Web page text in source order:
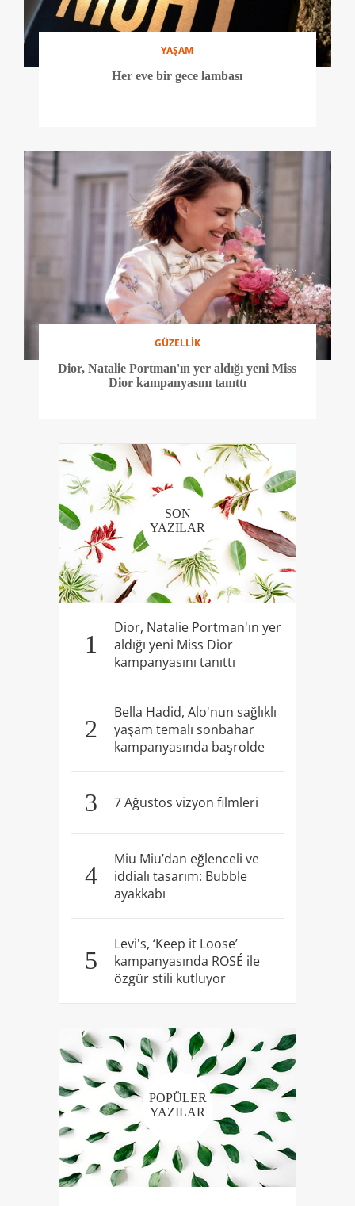
YAŞAM
Her eve bir gece lambası
GÜZELLİK
Dior, Natalie Portman'ın yer aldığı yeni Miss
Dior kampanyasını tanıttı
SON
YAZILAR
1
Dior, Natalie Portman'ın yer
aldığı yeni Miss Dior
kampanyasını tanıttı
2
Bella Hadid, Alo'nun sağlıklı
yaşam temalı sonbahar
kampanyasında başrolde
3 7 Ağustos vizyon filmleri
4
Miu Miu’dan eğlenceli ve
iddialı tasarım: Bubble
ayakkabı
5
Levi's, ‘Keep it Loose’
kampanyasında ROSÉ ile
özgür stili kutluyor
POPÜLER
YAZILAR